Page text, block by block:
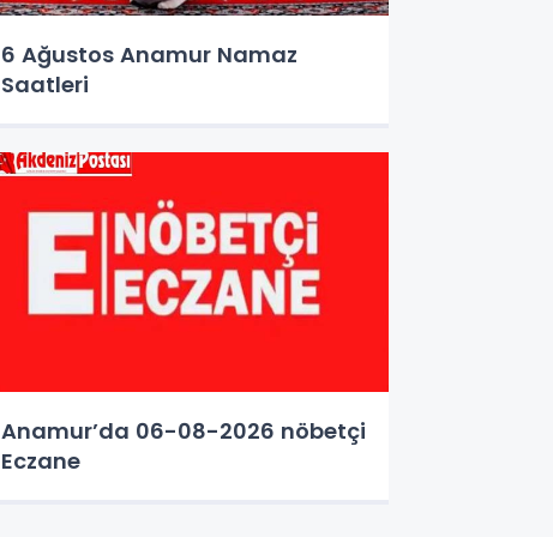
6 Ağustos Anamur Namaz
Saatleri
Anamur’da 06-08-2026 nöbetçi
Eczane